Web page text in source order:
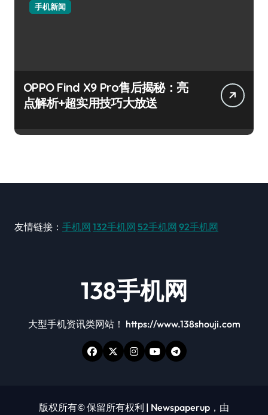
手机新闻
OPPO Find X9 Pro售后揭秘：亮
点解析+超实用技巧大放送
友情链接： 手机网 132手机网 52手机网 92手机网
138手机网
大型手机资讯类网站！ https://www.138shouji.com
版权所有© 保留所有权利 | Newspaperup ，由